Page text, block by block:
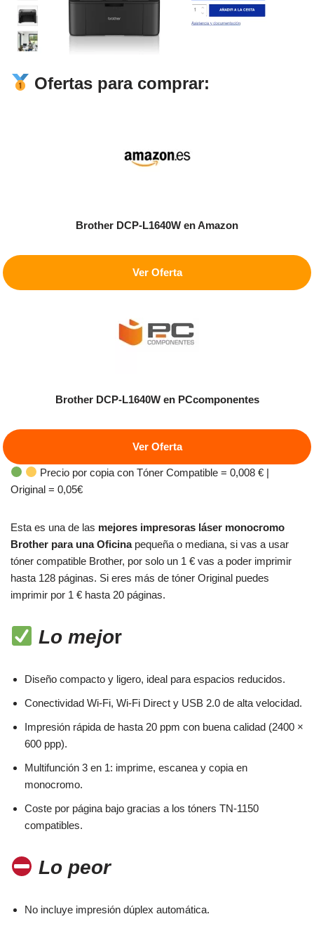
Ofertas para comprar:
Brother DCP-L1640W en Amazon
Ver Oferta
Brother DCP-L1640W en PCcomponentes
Ver Oferta
Precio por copia con Tóner Compatible = 0,008 € |
Original = 0,05€
Esta es una de las mejores impresoras láser monocromo
Brother para una Oficinapequeña o mediana, si vas a usar
tóner compatible Brother, por solo un 1 € vas a poder imprimir
hasta 128 páginas. Si eres más de tóner Original puedes
imprimir por 1 € hasta 20 páginas.
Lo mejor
Diseño compacto y ligero, ideal para espacios reducidos.
Conectividad Wi-Fi, Wi-Fi Direct y USB 2.0 de alta velocidad.
Impresión rápida de hasta 20 ppm con buena calidad (2400 ×
600 ppp).
Multifunción 3 en 1: imprime, escanea y copia en
monocromo.
Coste por página bajo gracias a los tóners TN-1150
compatibles.
Lo peor
No incluye impresión dúplex automática.